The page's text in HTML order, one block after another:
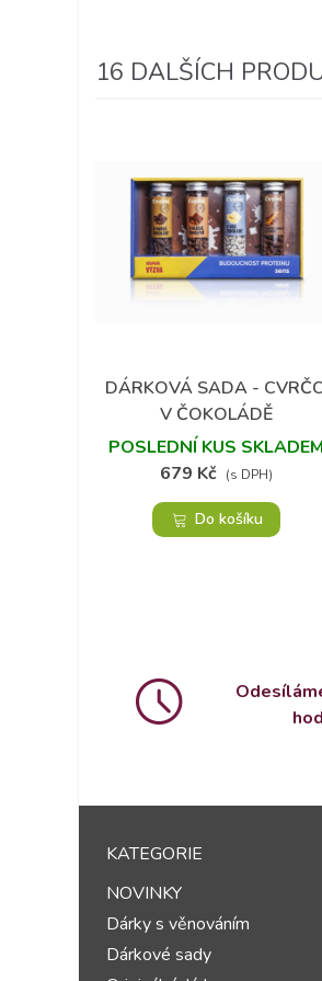
16 DALŠÍCH
Přidat do oblíbených
DÁRKOVÁ SADA -
V ČOKOLÁDĚ
POSLEDNÍ KUS SKLADEM
679 Kč (s DPH)
Do košíku
hod
KATEGORIE
NOVINKY
Dárky s věnováním
Dárkové sady